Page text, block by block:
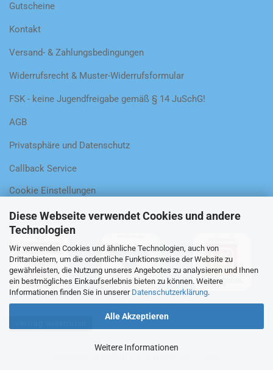
Diese Webseite verwendet Cookies und andere
Technologien
Wir verwenden Cookies und ähnliche Technologien, auch von
Drittanbietern, um die ordentliche Funktionsweise der Website zu
gewährleisten, die Nutzung unseres Angebotes zu analysieren und Ihnen
ein bestmögliches Einkaufserlebnis bieten zu können. Weitere
Informationen finden Sie in unserer Datenschutzerklärung.
Alle Akzeptieren
Weitere Informationen
Gutscheine
Kontakt
Versand- & Zahlungsbedingungen
Widerrufsrecht & Muster-Widerrufsformular
FSK - keine Jugendfreigabe gemäß § 14 JuSchG!
AGB
Privatsphäre und Datenschutz
Callback Service
Cookie Einstellungen